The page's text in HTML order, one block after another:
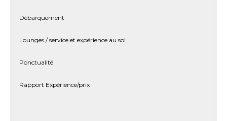
Débarquement
Lounges / service et expérience au sol
Ponctualité
Rapport Expérience/prix